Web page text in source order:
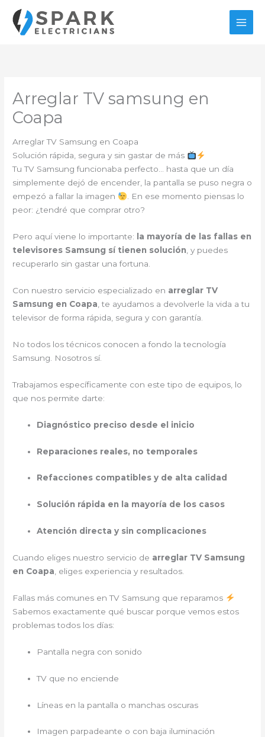
contenido
Arreglar TV samsung en
Coapa
Arreglar TV Samsung en Coapa
Solución rápida, segura y sin gastar de más
Tu TV Samsung funcionaba perfecto… hasta que un día
simplemente dejó de encender, la pantalla se puso negra o
empezó a fallar la imagen
. En ese momento piensas lo
peor: ¿tendré que comprar otro?
Pero aquí viene lo importante:
la mayoría de las fallas en
televisores Samsung sí tienen solución , y puedes
recuperarlo sin gastar una fortuna.
Con nuestro servicio especializado en arreglar TV
Samsung en Coapa , te ayudamos a devolverle la vida a tu
televisor de forma rápida, segura y con garantía.
No todos los técnicos conocen a fondo la tecnología
Samsung. Nosotros sí.
Trabajamos específicamente con este tipo de equipos, lo
que nos permite darte:
Diagnóstico preciso desde el inicio
Reparaciones reales, no temporales
Refacciones compatibles y de alta calidad
Solución rápida en la mayoría de los casos
Atención directa y sin complicaciones
Cuando eliges nuestro servicio de arreglar TV Samsung
en Coapa , eliges experiencia y resultados.
Fallas más comunes en TV Samsung que reparamos
Sabemos exactamente qué buscar porque vemos estos
problemas todos los días:
Pantalla negra con sonido
TV que no enciende
Líneas en la pantalla o manchas oscuras
Imagen parpadeante o con baja iluminación